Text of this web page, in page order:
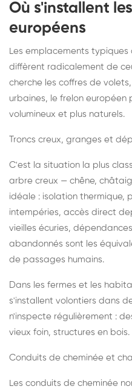
Où s'installent
européens
Les emplacements
diffèrent radicalement de
cherche les coffres de
urbaines, le frelon européen
volumineux et plus naturels.
Troncs creux, granges et
C'est la situation la plus
arbre creux — chêne,
idéale : isolation thermique,
intempéries, accès direct
vieilles écuries,
abandonnés sont les
de passages humains.
Dans les fermes et les
s'installent volontiers dans
n'inspecte régulièrement :
vieux foin, structures en bois.
Conduits de cheminée et
Les conduits de cheminée